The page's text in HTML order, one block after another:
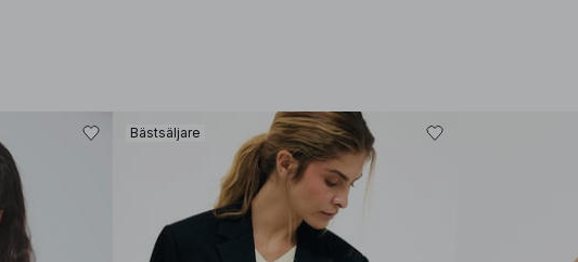
Bästsäljare